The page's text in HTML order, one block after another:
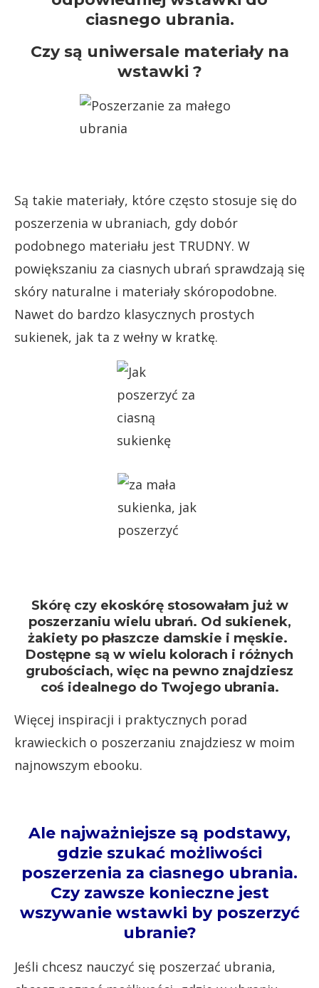
ciasnego ubrania.
Czy są uniwersale materiały na
wstawki ?
Są takie materiały, które często stosuje się do
poszerzenia w ubraniach, gdy dobór
podobnego materiału jest TRUDNY. W
powiększaniu za ciasnych ubrań sprawdzają się
skóry naturalne i materiały skóropodobne.
Nawet do bardzo klasycznych prostych
sukienek, jak ta z wełny w kratkę.
Skórę czy ekoskórę stosowałam już w
poszerzaniu wielu ubrań. Od sukienek,
żakiety po płaszcze damskie i męskie.
Dostępne są w wielu kolorach i różnych
grubościach, więc na pewno znajdziesz
coś idealnego do Twojego ubrania.
Więcej inspiracji i praktycznych porad
krawieckich o poszerzaniu znajdziesz w moim
najnowszym ebooku.
Ale najważniejsze są podstawy,
gdzie szukać możliwości
poszerzenia za ciasnego ubrania.
Czy zawsze konieczne jest
wszywanie wstawki by poszerzyć
ubranie?
Jeśli chcesz nauczyć się poszerzać ubrania,